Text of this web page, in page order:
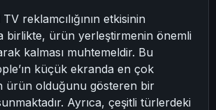
reklamcılığının etkisinin
birlikte, ürün yerleştirmenin önemli
kalması muhtemeldir. Bu
küçük ekranda en çok
ürün olduğunu gösteren bir
Ayrıca, çeşitli türlerdeki